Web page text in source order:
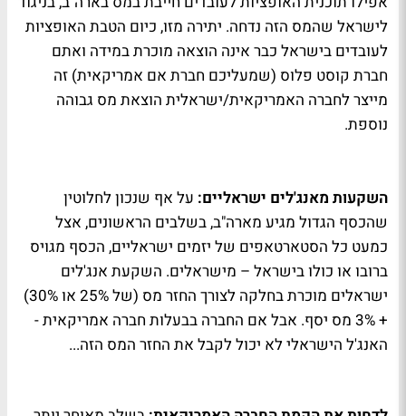
לישראל שהמס הזה נדחה. יתירה מזו, כיום הטבת האופציות
לעובדים בישראל כבר אינה הוצאה מוכרת במידה ואתם
חברת קוסט פלוס (שמעליכם חברת אם אמריקאית) זה
מייצר לחברה האמריקאית/ישראלית הוצאת מס גבוהה
נוספת.
השקעות מאנג'לים ישראליים: על אף שנכון לחלוטין
שהכסף הגדול מגיע מארה"ב, בשלבים הראשונים, אצל
כמעט כל הסטארטאפים של יזמים ישראליים, הכסף מגויס
ברובו או כולו בישראל – מישראלים. השקעת אנג'לים
ישראלים מוכרת בחלקה לצורך החזר מס (של 25% או 30%)
+ 3% מס יסף. אבל אם החברה בבעלות חברה אמריקאית -
האנג'ל הישראלי לא יכול לקבל את החזר המס הזה...